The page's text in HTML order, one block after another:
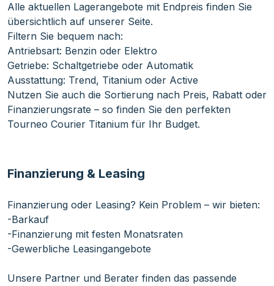
Alle aktuellen Lagerangebote mit Endpreis finden Sie
übersichtlich auf unserer Seite.
Filtern Sie bequem nach:
Antriebsart: Benzin oder Elektro
Getriebe: Schaltgetriebe oder Automatik
Ausstattung: Trend, Titanium oder Active
Nutzen Sie auch die Sortierung nach Preis, Rabatt oder
Finanzierungsrate – so finden Sie den perfekten
Tourneo Courier Titanium für Ihr Budget.
Finanzierung & Leasing
Finanzierung oder Leasing? Kein Problem – wir bieten:
-Barkauf
-Finanzierung mit festen Monatsraten
-Gewerbliche Leasingangebote
Unsere Partner und Berater finden das passende